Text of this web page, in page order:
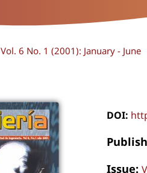
Vol. 6 No. 1 (2001): January - June
DOI:
Issue: